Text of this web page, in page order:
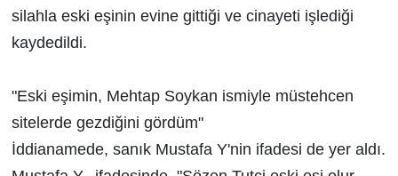
silahla eski eşinin evine gittiği ve cinayeti işlediği
kaydedildi.
"Eski eşimin, Mehtap Soykan ismiyle müstehcen
sitelerde gezdiğini gördüm"
İddianamede, sanık Mustafa Y'nin ifadesi de yer aldı.